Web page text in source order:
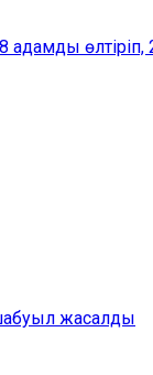
адамды
жасалды